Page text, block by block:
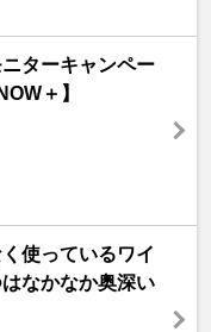
ターキャンペー
＋】
使っているワイ
なかなか奥深い